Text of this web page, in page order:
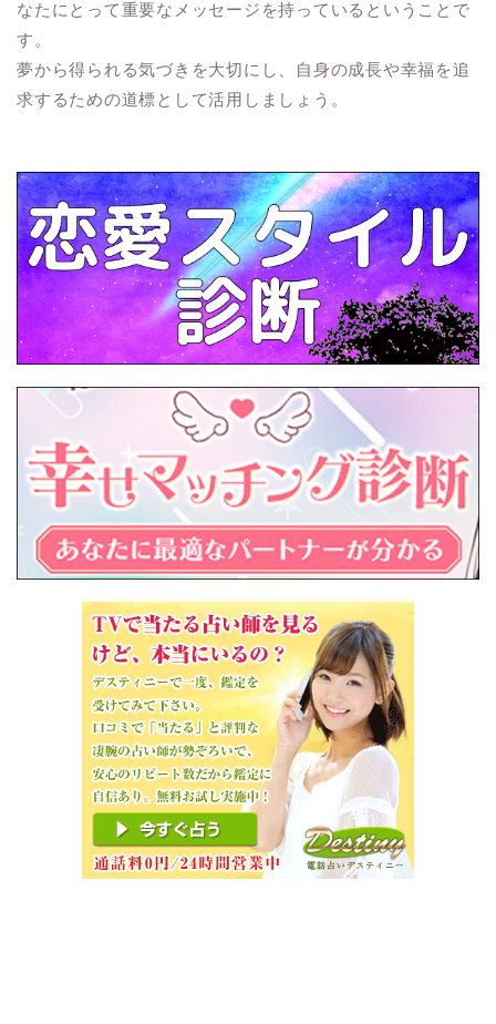
なたにとって重要なメッセージを持っているということで
す。
夢から得られる気づきを大切にし、自身の成長や幸福を追
求するための道標として活用しましょう。